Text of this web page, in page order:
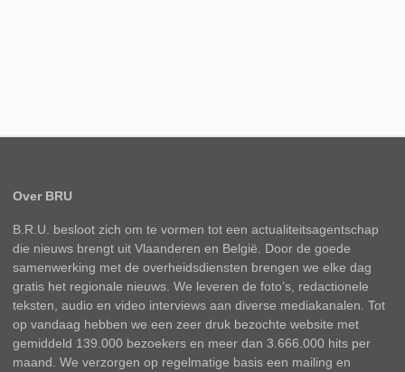
Over BRU
B.R.U. besloot zich om te vormen tot een actualiteitsagentschap
die nieuws brengt uit Vlaanderen en België. Door de goede
samenwerking met de overheidsdiensten brengen we elke dag
gratis het regionale nieuws. We leveren de foto’s, redactionele
teksten, audio en video interviews aan diverse mediakanalen. Tot
op vandaag hebben we een zeer druk bezochte website met
gemiddeld 139.000 bezoekers en meer dan 3.666.000 hits per
maand. We verzorgen op regelmatige basis een mailing en